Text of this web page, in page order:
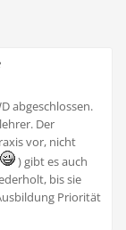
abgeschlossen.
Der
vor, nicht
) gibt es auch
bis sie
Priorität